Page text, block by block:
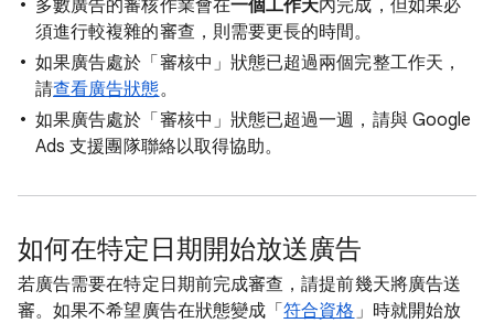
多數廣告的審核作業會在一個工作天內完成，但如果必
須進行較複雜的審查，則需要更長的時間。
如果廣告處於「審核中」狀態已超過兩個完整工作天，
請查看廣告狀態。
如果廣告處於「審核中」狀態已超過一週，請與 Google
Ads 支援團隊聯絡以取得協助。
如何在特定日期開始放送廣告
若廣告需要在特定日期前完成審查，請提前幾天將廣告送
審。如果不希望廣告在狀態變成「符合資格 」時就開始放